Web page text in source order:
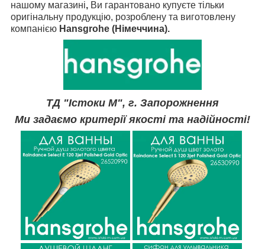
нашому магазині, Ви гарантовано купуєте тільки
оригінальну продукцію, розроблену та виготовлену
компанією Hansgrohe (Німеччина).
ТД "Істоки М", г. Запорожнення
Ми задаємо критерії якості та надійності!